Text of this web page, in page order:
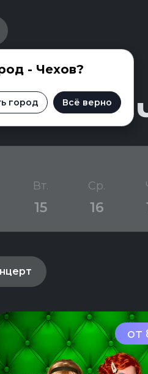
- Чехов?
город Всё верно
в
Вт.
15
Ср.
16
от